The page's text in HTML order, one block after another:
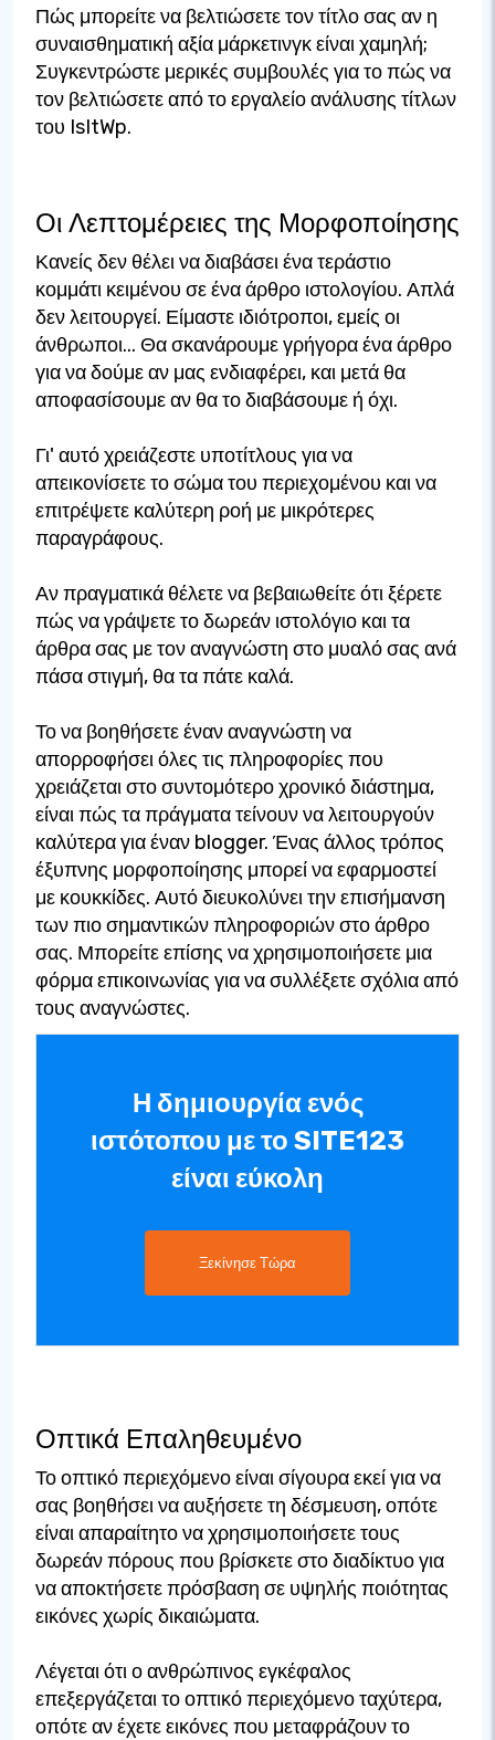
Πώς μπορείτε να βελτιώσετε τον τίτλο σας αν η
συναισθηματική αξία μάρκετινγκ είναι χαμηλή;
Συγκεντρώστε μερικές συμβουλές για το πώς να
τον βελτιώσετε από το εργαλείο ανάλυσης τίτλων
του IsItWp.
Οι Λεπτομέρειες της Μορφοποίησης
Κανείς δεν θέλει να διαβάσει ένα τεράστιο
κομμάτι κειμένου σε ένα άρθρο ιστολογίου. Απλά
δεν λειτουργεί. Είμαστε ιδιότροποι, εμείς οι
άνθρωποι... Θα σκανάρουμε γρήγορα ένα άρθρο
για να δούμε αν μας ενδιαφέρει, και μετά θα
αποφασίσουμε αν θα το διαβάσουμε ή όχι.
Γι' αυτό χρειάζεστε υποτίτλους για να
απεικονίσετε το σώμα του περιεχομένου και να
επιτρέψετε καλύτερη ροή με μικρότερες
παραγράφους.
Αν πραγματικά θέλετε να βεβαιωθείτε ότι ξέρετε
πώς να γράψετε το δωρεάν ιστολόγιο και τα
άρθρα σας με τον αναγνώστη στο μυαλό σας ανά
πάσα στιγμή, θα τα πάτε καλά.
Το να βοηθήσετε έναν αναγνώστη να
απορροφήσει όλες τις πληροφορίες που
χρειάζεται στο συντομότερο χρονικό διάστημα,
είναι πώς τα πράγματα τείνουν να λειτουργούν
καλύτερα για έναν blogger. Ένας άλλος τρόπος
έξυπνης μορφοποίησης μπορεί να εφαρμοστεί
με κουκκίδες. Αυτό διευκολύνει την επισήμανση
των πιο σημαντικών πληροφοριών στο άρθρο
σας. Μπορείτε επίσης να χρησιμοποιήσετε μια
φόρμα επικοινωνίας για να συλλέξετε σχόλια από
τους αναγνώστες.
Η δημιουργία ενός
ιστότοπου με το SITE123
είναι εύκολη
Ξεκίνησε Τώρα
Οπτικά Επαληθευμένο
Το οπτικό περιεχόμενο είναι σίγουρα εκεί για να
σας βοηθήσει να αυξήσετε τη δέσμευση, οπότε
είναι απαραίτητο να χρησιμοποιήσετε τους
δωρεάν πόρους που βρίσκετε στο διαδίκτυο για
να αποκτήσετε πρόσβαση σε υψηλής ποιότητας
εικόνες χωρίς δικαιώματα.
Λέγεται ότι ο ανθρώπινος εγκέφαλος
επεξεργάζεται το οπτικό περιεχόμενο ταχύτερα,
οπότε αν έχετε εικόνες που μεταφράζουν το